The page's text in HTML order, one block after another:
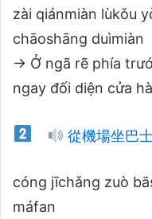
thanh
zài qiánmiàn lùkǒu
chāoshāng duìmiàn
→ Ở ngã rẽ phía
ngay đối diện cửa
從機場坐巴
cóng jīchǎng zuò
máfan